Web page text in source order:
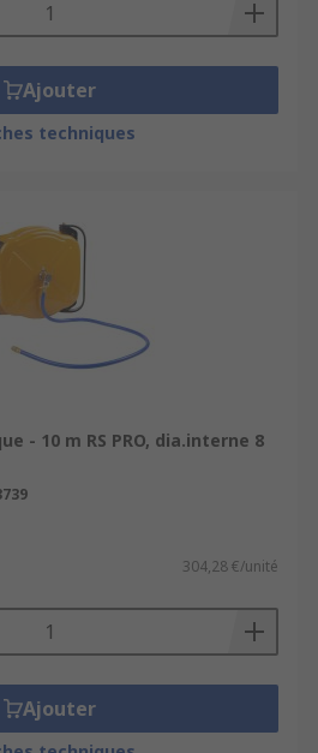
Ajouter
techniques
- 10 m RS PRO, dia.interne 8
304,28 €/unité
Ajouter